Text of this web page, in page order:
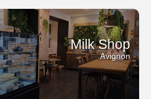
Milk Shop
Avignon